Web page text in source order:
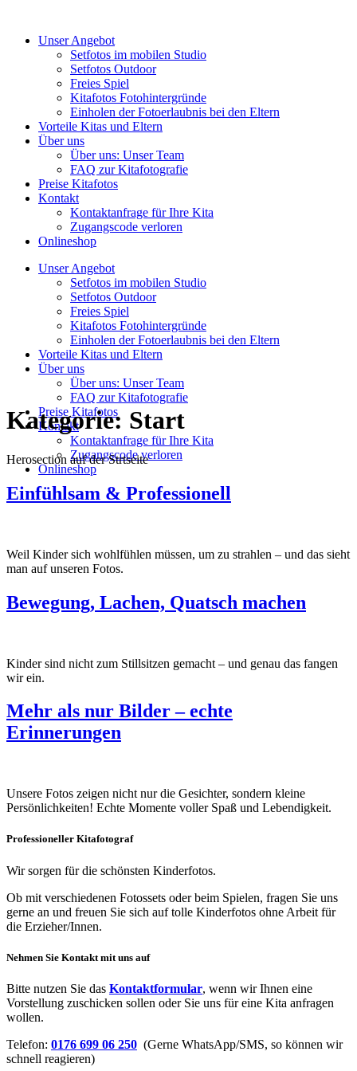
Unser Angebot
Setfotos im mobilen Studio
Setfotos Outdoor
Freies Spiel
Kitafotos Fotohintergründe
Einholen der Fotoerlaubnis bei den Eltern
Vorteile Kitas und Eltern
Über uns
Über uns: Unser Team
FAQ zur Kitafotografie
Preise Kitafotos
Kontakt
Kontaktanfrage für Ihre Kita
Zugangscode verloren
Onlineshop
Unser Angebot
Setfotos im mobilen Studio
Setfotos Outdoor
Freies Spiel
Kitafotos Fotohintergründe
Einholen der Fotoerlaubnis bei den Eltern
Vorteile Kitas und Eltern
Über uns
Über uns: Unser Team
FAQ zur Kitafotografie
Preise Kitafotos
Kontakt
Kontaktanfrage für Ihre Kita
Zugangscode verloren
Onlineshop
Kategorie: Start
Herosection auf der Strtseite
Einfühlsam & Professionell
Weil Kinder sich wohlfühlen müssen, um zu strahlen – und das sieht
man auf unseren Fotos.
Bewegung, Lachen, Quatsch machen
Kinder sind nicht zum Stillsitzen gemacht – und genau das fangen
wir ein.
Mehr als nur Bilder – echte
Erinnerungen
Unsere Fotos zeigen nicht nur die Gesichter, sondern kleine
Persönlichkeiten! Echte Momente voller Spaß und Lebendigkeit.
Professioneller Kitafotograf​
Wir sorgen für die schönsten Kinderfotos.
Ob mit verschiedenen Fotossets oder beim Spielen, fragen Sie uns
gerne an und freuen Sie sich auf tolle Kinderfotos ohne Arbeit für
die Erzieher/Innen.
Nehmen Sie Kontakt mit uns auf​
Bitte nutzen Sie das Kontaktformular, wenn wir Ihnen eine
Vorstellung zuschicken sollen oder Sie uns für eine Kita anfragen
wollen.
Telefon: 0176 699 06 250 (Gerne WhatsApp/SMS, so können wir
schnell reagieren)